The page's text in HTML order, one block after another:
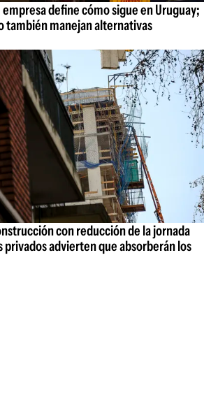
empresa define cómo sigue en Uruguay;
también manejan alternativas
con reducción de la jornada
advierten que absorberán los